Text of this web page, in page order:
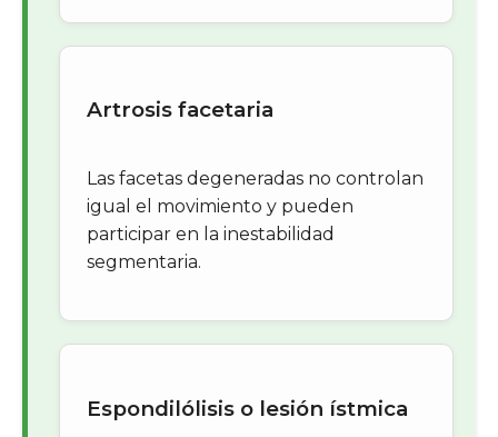
Artrosis facetaria
Las facetas degeneradas no controlan
igual el movimiento y pueden
participar en la inestabilidad
segmentaria.
Espondilólisis o lesión ístmica